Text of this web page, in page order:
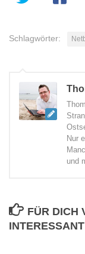
Schlagwörter:
Nur
und
FÜR DICH